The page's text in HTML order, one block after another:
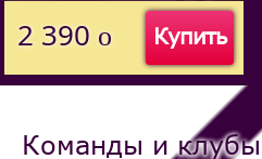
40156046444)
Купить
2 390 o
Команды и клубы